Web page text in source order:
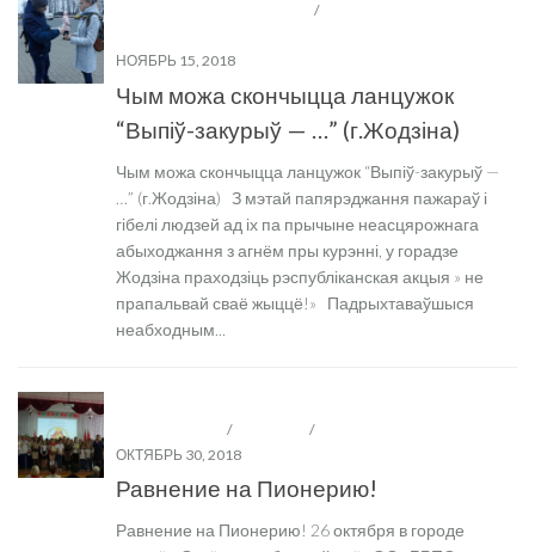
/
НОЯБРЬ 15, 2018
Чым можа скончыцца ланцужок
“Выпіў-закурыў — …” (г.Жодзіна)
Чым можа скончыцца ланцужок “Выпіў-закурыў —
…” (г.Жодзіна) З мэтай папярэджання пажараў і
гібелі людзей ад іх па прычыне неасцярожнага
абыходжання з агнём пры курэнні, у горадзе
Жодзіна праходзіць рэспубліканская акцыя » не
прапальвай сваё жыццё!» Падрыхтаваўшыся
неабходным...
/ /
ОКТЯБРЬ 30, 2018
Равнение на Пионерию!
Равнение на Пионерию! 26 октября в городе